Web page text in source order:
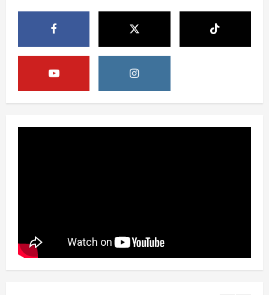
APBN untuk Sekolah Rakyat adalah
Bukti Negara Berpihak pada Mobilitas
Sosial
August 10, 2026
Berita
Dapur MBG yang Abaikan Sanitasi
Opini
Sekolah Rakyat, Upaya Negara